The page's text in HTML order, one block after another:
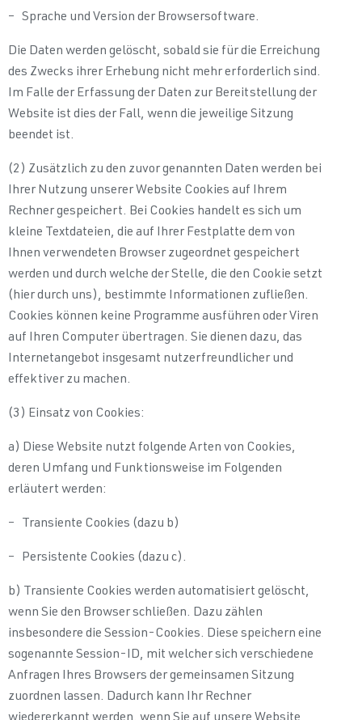
– Sprache und Version der Browsersoftware.
Die Daten werden gelöscht, sobald sie für die Erreichung
des Zwecks ihrer Erhebung nicht mehr erforderlich sind.
Im Falle der Erfassung der Daten zur Bereitstellung der
Website ist dies der Fall, wenn die jeweilige Sitzung
beendet ist.
(2) Zusätzlich zu den zuvor genannten Daten werden bei
Ihrer Nutzung unserer Website Cookies auf Ihrem
Rechner gespeichert. Bei Cookies handelt es sich um
kleine Textdateien, die auf Ihrer Festplatte dem von
Ihnen verwendeten Browser zugeordnet gespeichert
werden und durch welche der Stelle, die den Cookie setzt
(hier durch uns), bestimmte Informationen zufließen.
Cookies können keine Programme ausführen oder Viren
auf Ihren Computer übertragen. Sie dienen dazu, das
Internetangebot insgesamt nutzerfreundlicher und
effektiver zu machen.
(3) Einsatz von Cookies:
a) Diese Website nutzt folgende Arten von Cookies,
deren Umfang und Funktionsweise im Folgenden
erläutert werden:
– Transiente Cookies (dazu b)
– Persistente Cookies (dazu c).
b) Transiente Cookies werden automatisiert gelöscht,
wenn Sie den Browser schließen. Dazu zählen
insbesondere die Session-Cookies. Diese speichern eine
sogenannte Session-ID, mit welcher sich verschiedene
Anfragen Ihres Browsers der gemeinsamen Sitzung
zuordnen lassen. Dadurch kann Ihr Rechner